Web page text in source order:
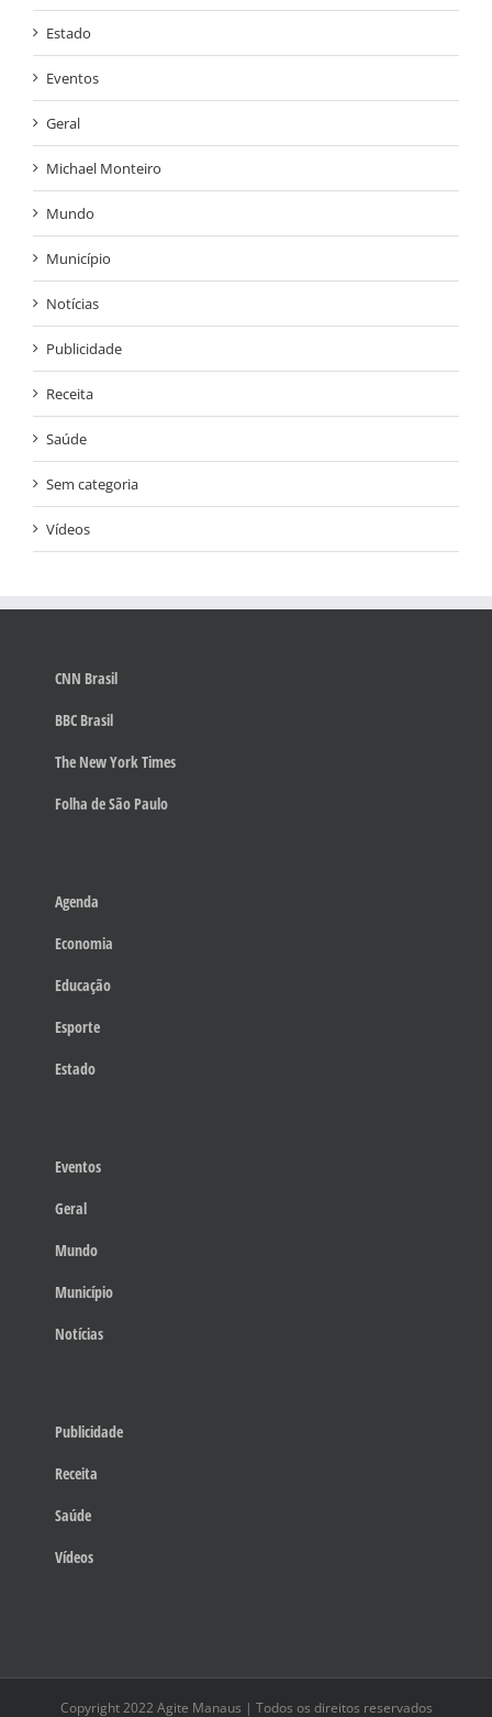
Estado
Eventos
Geral
Michael Monteiro
Mundo
Município
Notícias
Publicidade
Receita
Saúde
Sem categoria
Vídeos
CNN Brasil
BBC Brasil
The New York Times
Folha de São Paulo
Agenda
Economia
Educação
Esporte
Estado
Eventos
Geral
Mundo
Município
Notícias
Publicidade
Receita
Saúde
Vídeos
Copyright 2022 Agite Manaus | Todos os direitos reservados